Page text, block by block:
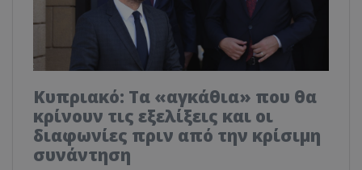
Κυπριακό: Τα «αγκάθια» που θα
κρίνουν τις εξελίξεις και οι
διαφωνίες πριν από την κρίσιμη
συνάντηση